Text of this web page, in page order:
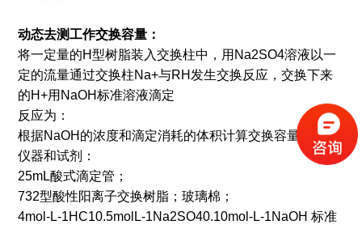
动态去测工作交换容量：
将一定量的H型树脂装入交换柱中，用Na2SO4溶液以一
定的流量通过交换柱Na+与RH发生交换反应，交换下来
的H+用NaOH标准溶液滴定
反应为：
根据NaOH的浓度和滴定消耗的体积计算交换容量
仪器和试剂：
25mL酸式滴定管；
732型酸性阳离子交换树脂；玻璃棉；
4mol-L-1HC10.5molL-1Na2SO40.10mol-L-1NaOH 标准